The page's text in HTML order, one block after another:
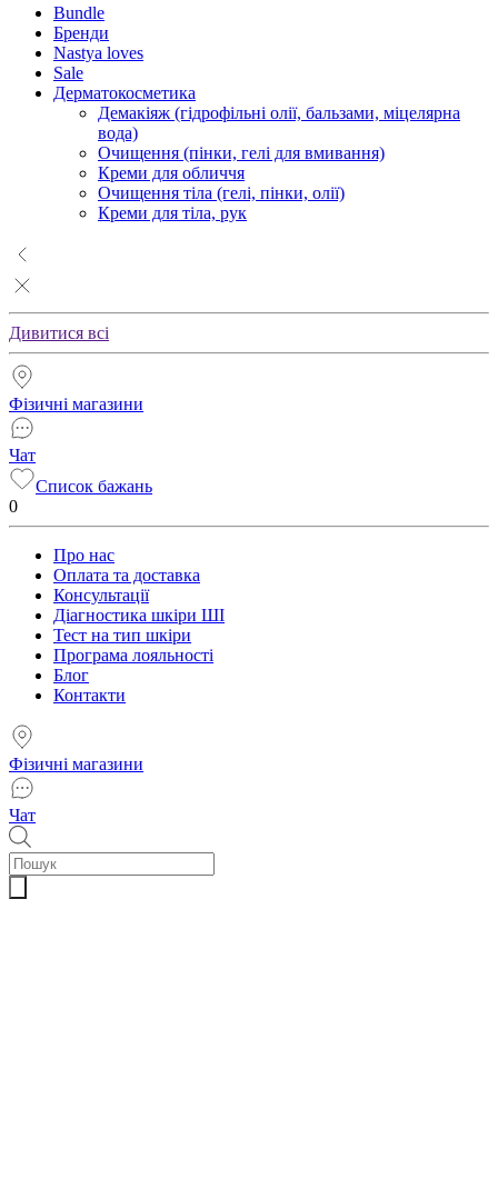
Bundle
Бренди
Nastya loves
Sale
Дерматокосметика
Демакіяж (гідрофільні олії, бальзами, міцелярна
вода)
Очищення (пінки, гелі для вмивання)
Креми для обличчя
Очищення тіла (гелі, пінки, олії)
Креми для тіла, рук
Дивитися всі
Фізичні магазини
Чат
Список бажань
0
Про нас
Оплата та доставка
Консультації
Діагностика шкіри ШІ
Тест на тип шкіри
Програма лояльності
Блог
Контакти
Фізичні магазини
Чат
Пошук
товарів